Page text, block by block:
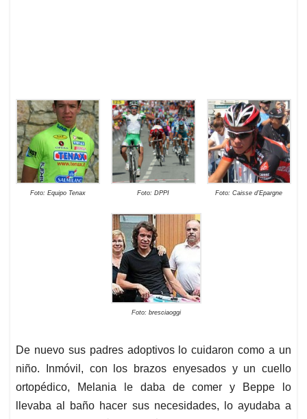
Foto: Equipo Tenax Foto: DPPI Foto: Caisse d’Epargne
Foto: bresciaoggi
De nuevo sus padres adoptivos lo cuidaron como a un
niño. Inmóvil, con los brazos enyesados y un cuello
ortopédico, Melania le daba de comer y Beppe lo
llevaba al baño hacer sus necesidades, lo ayudaba a